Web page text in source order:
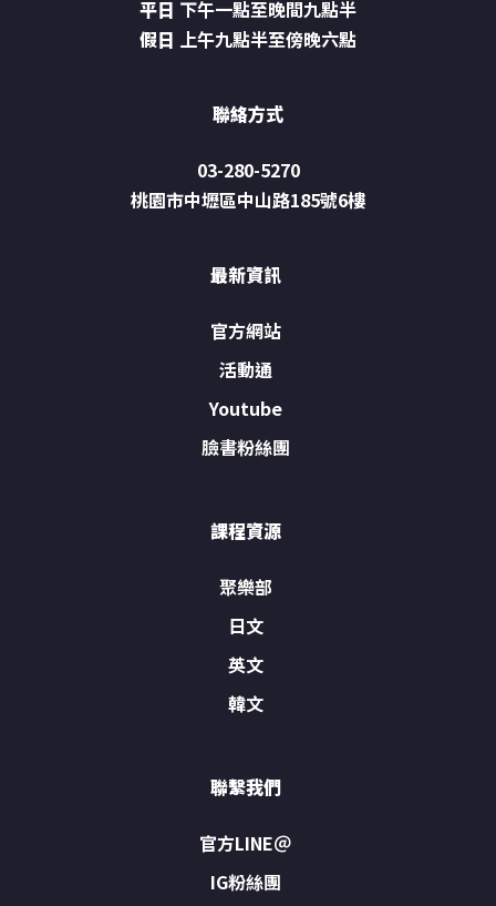
平日 下午一點至晚間九點半
假日 上午九點半至傍晚六點
聯絡方式
03-280-5270
桃園市中壢區中山路185號6樓
最新資訊
官方網站
活動通
Youtube
臉書粉絲團
課程資源
聚樂部
日文
英文
韓文
聯繫我們
官方LINE＠
IG粉絲團